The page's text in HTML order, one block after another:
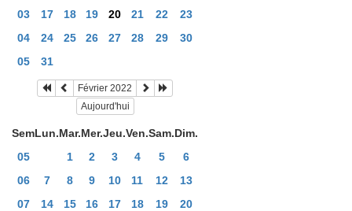
03
17 18 19 20 21 22
23
04
24 25 26 27 28 29
30
05
31
Février 2022
Aujourd'hui
SemLun.Mar.Mer.Jeu.Ven.Sam.Dim.
05
1 2 3 4 5
6
06
7 8 9 10 11 12
13
07
14 15 16 17 18 19
20